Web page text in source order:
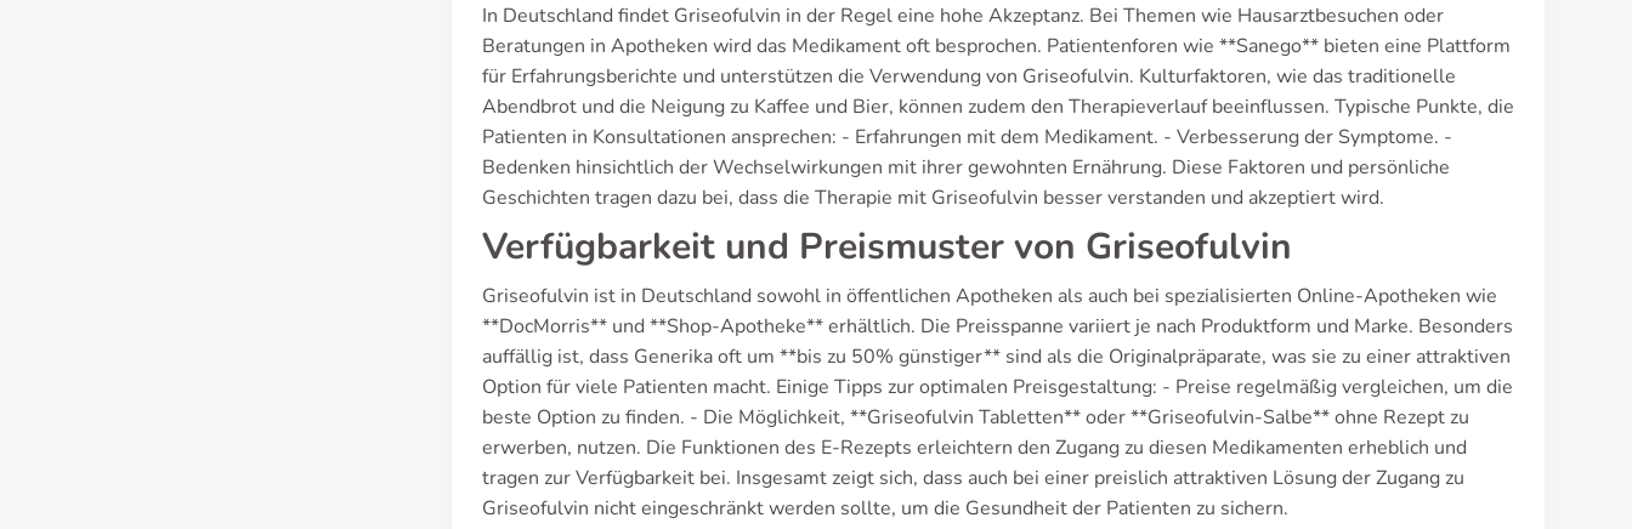
In Deutschland findet Griseofulvin in der Regel eine hohe Akzeptanz. Bei Themen wie Hausarztbesuchen oder
Beratungen in Apotheken wird das Medikament oft besprochen. Patientenforen wie **Sanego** bieten eine Plattform
für Erfahrungsberichte und unterstützen die Verwendung von Griseofulvin. Kulturfaktoren, wie das traditionelle
Abendbrot und die Neigung zu Kaffee und Bier, können zudem den Therapieverlauf beeinflussen. Typische Punkte, die
Patienten in Konsultationen ansprechen: - Erfahrungen mit dem Medikament. - Verbesserung der Symptome. -
Bedenken hinsichtlich der Wechselwirkungen mit ihrer gewohnten Ernährung. Diese Faktoren und persönliche
Geschichten tragen dazu bei, dass die Therapie mit Griseofulvin besser verstanden und akzeptiert wird.
Verfügbarkeit und Preismuster von Griseofulvin
Griseofulvin ist in Deutschland sowohl in öffentlichen Apotheken als auch bei spezialisierten Online-Apotheken wie
**DocMorris** und **Shop-Apotheke** erhältlich. Die Preisspanne variiert je nach Produktform und Marke. Besonders
auffällig ist, dass Generika oft um **bis zu 50% günstiger** sind als die Originalpräparate, was sie zu einer attraktiven
Option für viele Patienten macht. Einige Tipps zur optimalen Preisgestaltung: - Preise regelmäßig vergleichen, um die
beste Option zu finden. - Die Möglichkeit, **Griseofulvin Tabletten** oder **Griseofulvin-Salbe** ohne Rezept zu
erwerben, nutzen. Die Funktionen des E-Rezepts erleichtern den Zugang zu diesen Medikamenten erheblich und
tragen zur Verfügbarkeit bei. Insgesamt zeigt sich, dass auch bei einer preislich attraktiven Lösung der Zugang zu
Griseofulvin nicht eingeschränkt werden sollte, um die Gesundheit der Patienten zu sichern.